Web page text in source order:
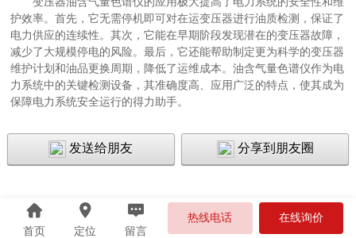
护效率。首先，它无需停机即可对在运变压器进行油质检测，保证了
电力供应的连续性。其次，它能在早期阶段发现潜在的变压器故障，
减少了大规模停电的风险。最后，它还能帮助制定更为科学的变压器
维护计划和油品更换周期，降低了运维成本。油含气量色谱仪作为电
力系统中的关键检测设备，其准确度高、应用广泛的特点，使其成为
保障电力系统安全运行的得力助手。
发送给朋友 分享到朋友圈
首页 定位 留言
热线电话 在线询价